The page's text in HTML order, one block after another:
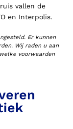
vallen de
en Interpolis.
Er kunnen
Wij raden u aan
voorwaarden